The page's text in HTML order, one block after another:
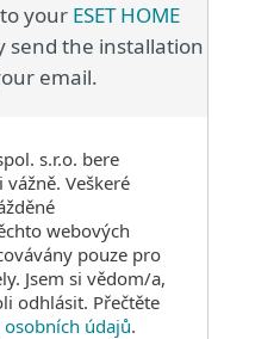
your ESET HOME
send the installation
email.
s.r.o. bere
Veškeré
webových
pouze pro
Jsem si vědom/a,
odhlásit. Přečtěte
údajů.